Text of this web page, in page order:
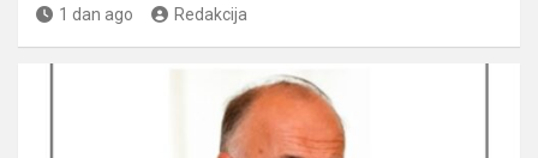
1 dan ago Redakcija